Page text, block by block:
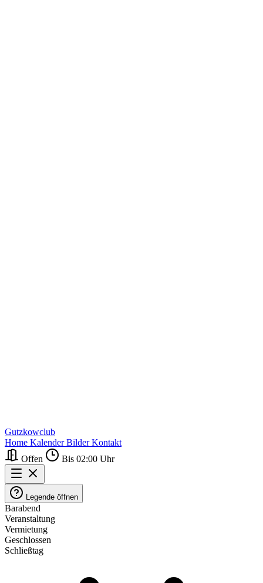
Gutzkowclub
Home Kalender Bilder Kontakt
Offen
Bis 02:00 Uhr
Legende öffnen
Barabend
Veranstaltung
Vermietung
Geschlossen
Schließtag